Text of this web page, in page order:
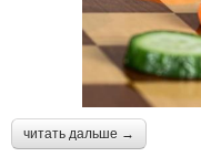
читать дальше →